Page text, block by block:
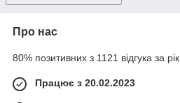
Про нас
80% позитивних з 1121 відгука за рік
Працює з 20.02.2023